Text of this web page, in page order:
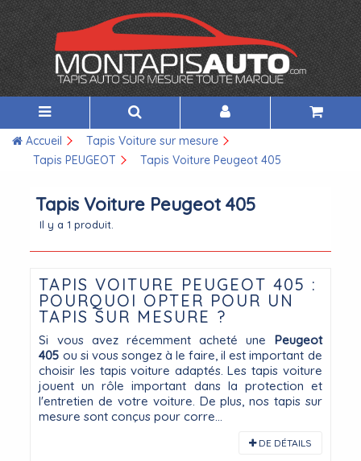
Accueil
Tapis Voiture sur mesure
Tapis PEUGEOT
Tapis Voiture Peugeot 405
Tapis Voiture Peugeot 405
Il y a 1 produit.
TAPIS VOITURE PEUGEOT 405 :
POURQUOI OPTER POUR UN
TAPIS SUR MESURE ?
Si vous avez récemment acheté une Peugeot
405 ou si vous songez à le faire, il est important de
choisir les tapis voiture adaptés. Les tapis voiture
jouent un rôle important dans la protection et
l'entretien de votre voiture. De plus, nos tapis sur
mesure sont conçus pour corre...
DE DÉTAILS